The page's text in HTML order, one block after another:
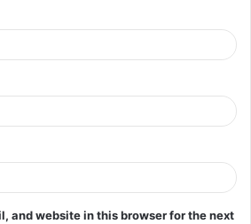
and website in this browser for the next